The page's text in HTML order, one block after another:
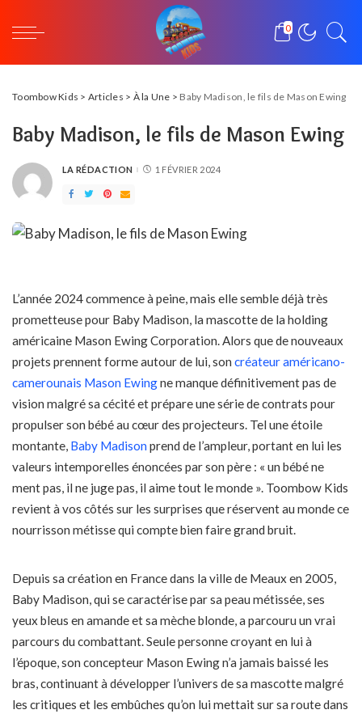
0
Toombow Kids > Articles > À la Une > Baby Madison, le fils de Mason Ewing
Baby Madison, le fils de Mason Ewing
POSTED
LA RÉDACTION 1 FÉVRIER 2024
L’année 2024 commence à peine, mais elle semble déjà très
prometteuse pour Baby Madison, la mascotte de la holding
américaine Mason Ewing Corporation. Alors que de nouveaux
projets prennent forme autour de lui, son créateur américano-
camerounais Mason Ewingne manque définitivement pas de
vision malgré sa cécité et prépare une série de contrats pour
propulser son bébé au cœur des projecteurs. Tel une étoile
montante, Baby Madisonprend de l’ampleur, portant en lui les
valeurs intemporelles énoncées par son père : « un bébé ne
ment pas, il ne juge pas, il aime tout le monde ». Toombow Kids
revient à vos côtés sur les surprises que réservent au monde ce
nourrisson métisse qui compte bien faire grand bruit.
Depuis sa création en France dans la ville de Meaux en 2005,
Baby Madison, qui se caractérise par sa peau métissée, ses
yeux bleus en amande et sa mèche blonde, a parcouru un vrai
parcours du combattant. Seule personne croyant en lui à
l’époque, son concepteur Mason Ewing n’a jamais baissé les
bras, continuant à développer l’univers de sa mascotte malgré
les critiques et les embûches qu’on lui mettait sur sa route dans